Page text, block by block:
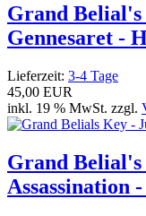
Grand
Gennesaret -
Lieferzeit: 3-4 Tage
45,00 EUR
inkl. 19 % MwSt. zzgl.
Grand Belial's
Assassination